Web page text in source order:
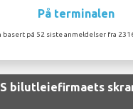
På terminalen
basert på 52 siste anmeldelser fra
bilutleiefirmaets